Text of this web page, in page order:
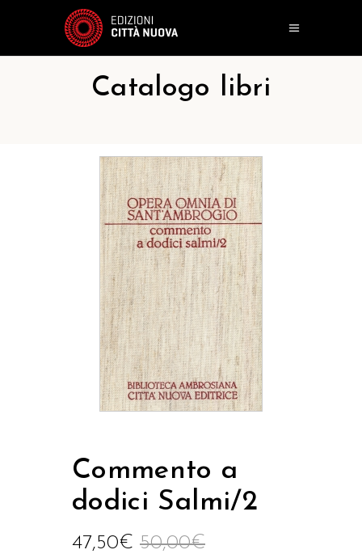
Catalogo libri
Commento a
dodici Salmi/2
50,00€
47,50€